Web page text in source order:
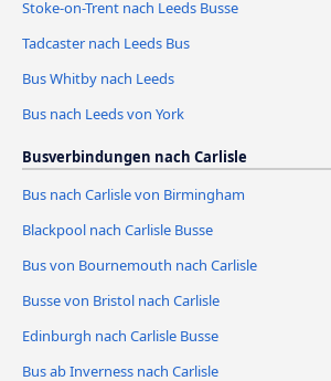
Stoke-on-Trent nach Leeds Busse
Tadcaster nach Leeds Bus
Bus Whitby nach Leeds
Bus nach Leeds von York
Busverbindungen nach Carlisle
Bus nach Carlisle von Birmingham
Blackpool nach Carlisle Busse
Bus von Bournemouth nach Carlisle
Busse von Bristol nach Carlisle
Edinburgh nach Carlisle Busse
Bus ab Inverness nach Carlisle